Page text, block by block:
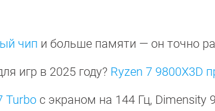
чип и больше памяти — он точно
игр в 2025 году? Ryzen 7 9800X3D
Turbo с экраном на 144 Гц, Dimensity